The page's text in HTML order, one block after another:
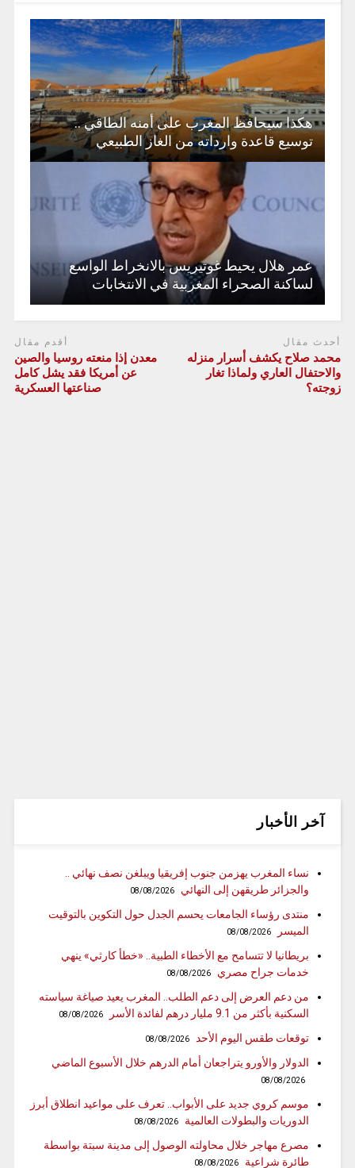
هكذا سيحافظ المغرب على أمنه الطاقي ..
توسيع قاعدة وارداته من الغاز الطبيعي
عمر هلال يحيط غوتيريس بالانخراط الواسع
لساكنة الصحراء المغربية في الانتخابات
أحدث مقال
محمد صلاح يكشف أسرار منزله
والاحتفال العاري ولماذا تغار
زوجته؟
أقدم مقال
معدن إذا منعته روسيا والصين
عن أمريكا فقد يشل كامل
صناعتها العسكرية
آخر الأخبار
نساء المغرب يهزمن جنوب إفريقيا ويبلغن نصف نهائي ..
والجزائر طريقهن إلى النهائي
08/08/2026
منتدى رؤساء الجامعات يحسم الجدل حول التكوين بالتوقيت
الميسر
08/08/2026
بريطانيا لا تتسامح مع الأخطاء الطبية.. «خطأ كارثي» ينهي
خدمات جراح مصري
08/08/2026
من دعم العرض إلى دعم الطلب.. المغرب يعيد صياغة سياسته
السكنية بأكثر من 9.1 مليار درهم لفائدة الأسر
08/08/2026
توقعات طقس اليوم الأحد 08/08/2026
الدولار والأورو يتراجعان أمام الدرهم خلال الأسبوع الماضي
08/08/2026
موسم كروي جديد على الأبواب.. تعرف على مواعيد انطلاق أبرز
الدوريات والبطولات العالمية
08/08/2026
مصرع مهاجر خلال محاولته الوصول إلى مدينة سبتة بواسطة
طائرة شراعية
08/08/2026